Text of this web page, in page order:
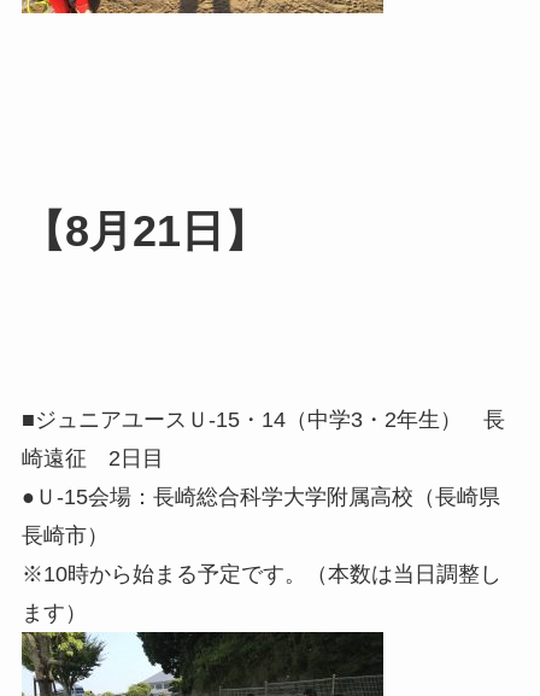
【8月21日】
■ジュニアユースＵ-15・14（中学3・2年生） 長
崎遠征 2日目
●Ｕ-15会場：長崎総合科学大学附属高校（長崎県
長崎市）
※10時から始まる予定です。（本数は当日調整し
ます）